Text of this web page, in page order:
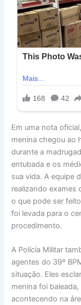
Em uma nota
menina chegou ao
durante a
entubada e os
sua vida. A equipe
realizando exames
o que pode ser
foi levada para o
procedimento.
A Polícia Militar
agentes do 39º
situação. Eles
menina foi
acontecendo na